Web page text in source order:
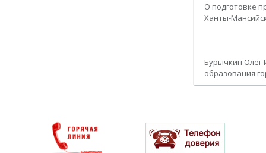
О подготовке
Ханты-
Бурычкин Олег
образования